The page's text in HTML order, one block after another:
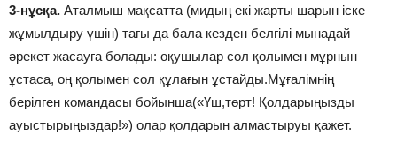
3-нұсқа. Аталмыш мақсатта (мидың екі жарты шарын іске
жұмылдыру үшін) тағы да бала кезден белгілі мынадай
әрекет жасауға болады: оқушылар сол қолымен мұрнын
ұстаса, оң қолымен сол құлағын ұстайды.Мұғалімнің
берілген командасы бойынша(«Үш,төрт! Қолдарыңызды
ауыстырыңыздар!») олар қолдарын алмастыруы қажет.